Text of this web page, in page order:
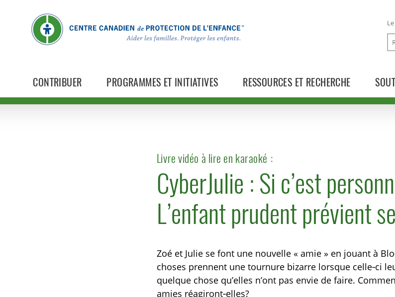
CONTRIBUER PROGRAMMES ET INITIATIVES RESSOURCES ET RECHERCHE
Livre vidéo à lire en karaoké :
CyberJulie : Si c’est
L’enfant prudent prévient
Zoé et Julie se font une nouvelle « amie » en jouant à
choses prennent une tournure bizarre lorsque celle‑ci
quelque chose qu’elles n’ont pas envie de faire.
amies réagiront‑elles?